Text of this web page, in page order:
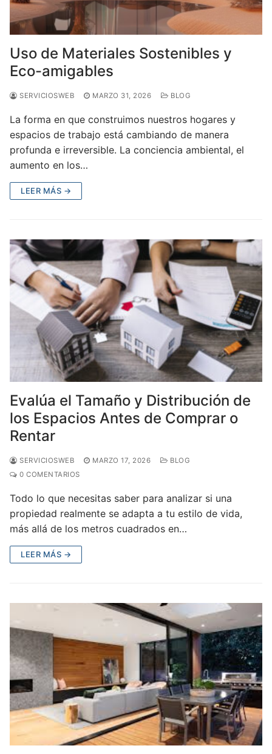
Uso de Materiales Sostenibles y
Eco-amigables
SERVICIOSWEB MARZO 31, 2026 BLOG
La forma en que construimos nuestros hogares y
espacios de trabajo está cambiando de manera
profunda e irreversible. La conciencia ambiental, el
aumento en los…
LEER MÁS →
Evalúa el Tamaño y Distribución de
los Espacios Antes de Comprar o
Rentar
SERVICIOSWEB MARZO 17, 2026
BLOG
0 COMENTARIOS
Todo lo que necesitas saber para analizar si una
propiedad realmente se adapta a tu estilo de vida,
más allá de los metros cuadrados en…
LEER MÁS →